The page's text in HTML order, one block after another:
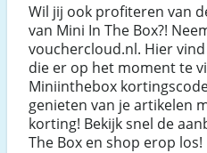
Wil jij ook profiteren van
van Mini In The Box?!
vouchercloud.nl. Hier
die er op het moment te
Miniinthebox
genieten van je artikelen
korting! Bekijk snel de
The Box en shop erop los!